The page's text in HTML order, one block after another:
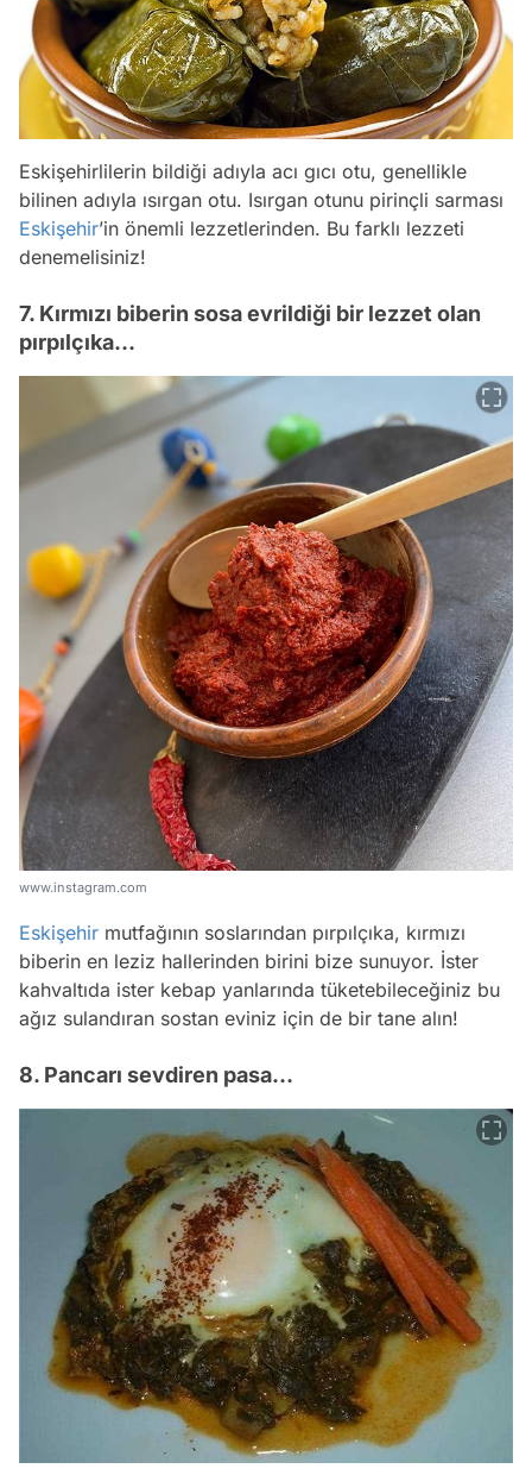
Eskişehirlilerin bildiği adıyla acı gıcı otu, genellikle
bilinen adıyla ısırgan otu. Isırgan otunu pirinçli sarması
Eskişehir’in önemli lezzetlerinden. Bu farklı lezzeti
denemelisiniz!
7. Kırmızı biberin sosa evrildiği bir lezzet olan
pırpılçıka…
www.instagram.com
Eskişehir mutfağının soslarından pırpılçıka, kırmızı
biberin en leziz hallerinden birini bize sunuyor. İster
kahvaltıda ister kebap yanlarında tüketebileceğiniz bu
ağız sulandıran sostan eviniz için de bir tane alın!
8. Pancarı sevdiren pasa…